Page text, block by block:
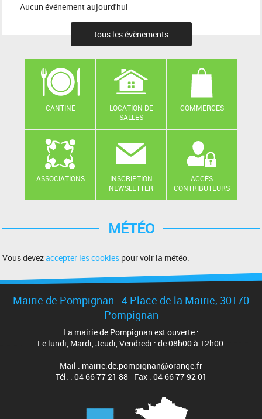
Aucun événement aujourd'hui
tous les évènements
CANTINE
LOCATION DE
SALLES
COMMERCES
ASSOCIATIONS
INSCRIPTION
NEWSLETTER
ACCÈS
CONTRIBUTEURS
MÉTÉO
Vous devezaccepter les cookies pour voir la météo.
Mairie de Pompignan - 4 Place de la Mairie, 30170
Pompignan
La mairie de Pompignan est ouverte :
Le lundi, Mardi, Jeudi, Vendredi : de 08h00 à 12h00
Mail : mairie.de.pompignan@orange.fr
Tél. : 04 66 77 21 88 - Fax : 04 66 77 92 01